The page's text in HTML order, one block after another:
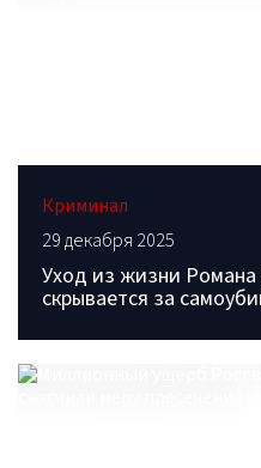
Криминал
29 декабря 2025
Уход из жизни
скрывается за